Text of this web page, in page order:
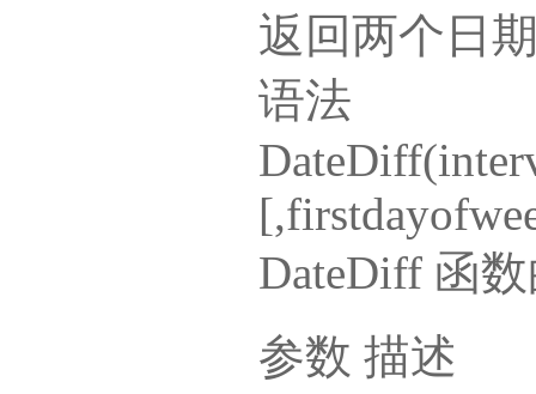
返回两个日
语法
DateDiff 函
参数 描述